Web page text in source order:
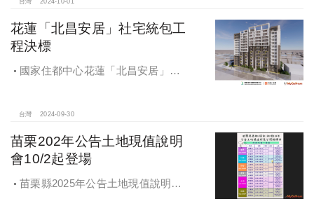
台灣 2024-10-01
花蓮「北昌安居」社宅統包工
程決標
國家住都中心花蓮「北昌安居」社
台灣 2024-09-30
苗栗202年公告土地現值說明
會10/2起登場
苗栗縣2025年公告土地現值說明會